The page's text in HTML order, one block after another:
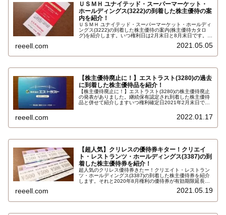
ＵＳＭＨ ユナイテッド・スーパーマーケット・
ホールディングス(3222)の到着した株主優待の案
内を紹介！
ＵＳＭＨ ユナイテッド・スーパーマーケット・ホールディ
ングス(3222)の到着した株主優待の案内(株主優待カタロ
グ)を紹介します。いつ権利日は2月末日と8月末日です。権
ミ、マックスバリュ関東で利用できる株主優待券か5種類
reeell.com 2021.05.05
【株主優待廃止に！】エストラスト(3280)の過去
に到着した株主優待品を紹介！
【株主優待廃止に！】エストラスト(3280)の株主優待廃止
の発表がありました。継続保有認定され到着した株主優待
品と併せて紹介しますいつ権利確定日2021年2月末日で保
オリジナル クオカード（ＱＵＯカード）1000円です。詳
reeell.com 2022.01.17
【超人気】クリレスの優待券キター！クリエイ
ト・レストランツ・ホールディングス(3387)の到
着した株主優待券を紹介！
超人気のクリレス優待券きたー！クリエイト・レストラン
ツ・ホールディングス(3387)の到着した株主優待券を紹介
します。それと2020年8月権利の優待券が有効期限延長に
株以上で、株主様ご優待券500円×8枚 合計4,000円相当
reeell.com 2021.05.19